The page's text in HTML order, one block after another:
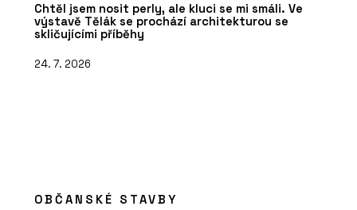
Chtěl jsem nosit perly, ale kluci se mi smáli. Ve
výstavě Tělák se prochází architekturou se
skličujícími příběhy
24. 7. 2026
OBČANSKÉ STAVBY